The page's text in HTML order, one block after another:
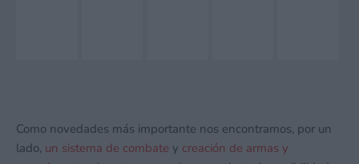
Como novedades más importante nos encontramos, por un
lado, un sistema de combate y creación de armas y